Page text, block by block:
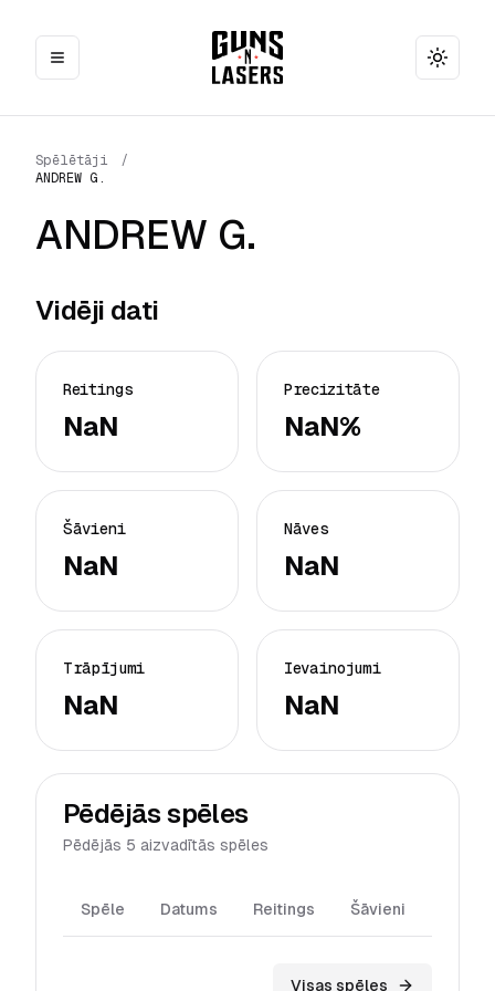
Toggle
Spēlētāji
/
ANDREW G.
ANDREW G.
Vidēji dati
Reitings
NaN
Precizitāte
NaN%
Šāvieni
NaN
Nāves
NaN
Trāpījumi
NaN
Ievainojumi
NaN
Pēdējās spēles
Pēdējās 5 aizvadītās spēles
Spēle Datums Reitings Šāvieni
Visas spēles